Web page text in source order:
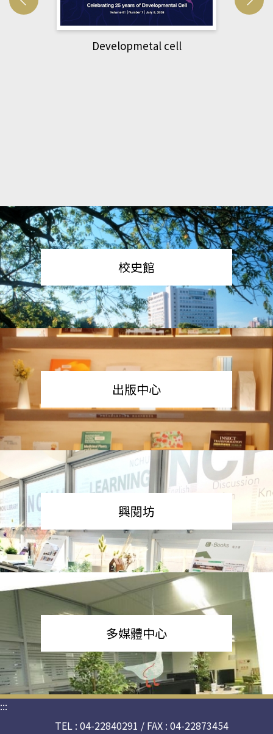
Developmetal cell
校史館
出版中心
興閱坊
多媒體中心
:::
TEL : 04-22840291 / FAX : 04-22873454